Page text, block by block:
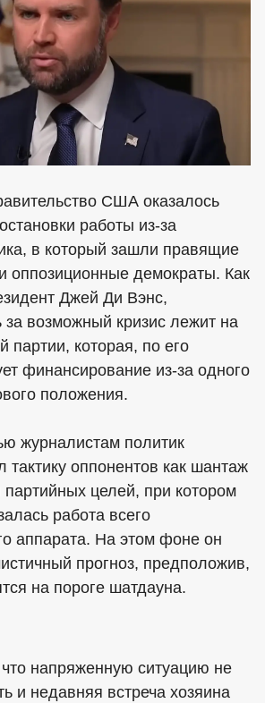
США оказалось
работы из-за
в который зашли правящие
оппозиционные демократы. Как
Джей Ди Вэнс,
за возможный кризис лежит на
партии, которая, по его
финансирование из-за одного
положения.
журналистам политик
тактику оппонентов как шантаж
целей, при котором
работа всего
аппарата. На этом фоне он
прогноз, предположив,
на пороге шатдауна.
что напряженную ситуацию не
и недавняя встреча хозяина